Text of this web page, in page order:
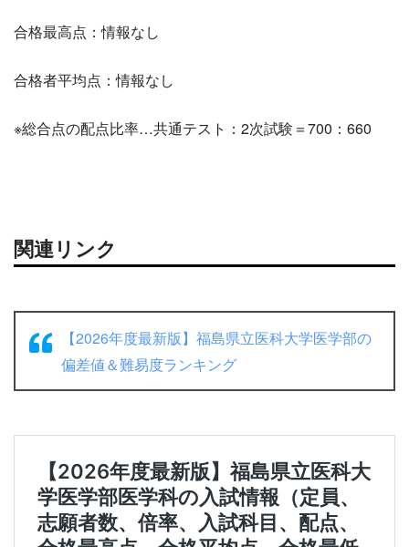
合格最高点：情報なし
合格者平均点：情報なし
※総合点の配点比率…共通テスト：2次試験＝700：660
関連リンク
【2026年度最新版】福島県立医科大学医学部の
偏差値＆難易度ランキング